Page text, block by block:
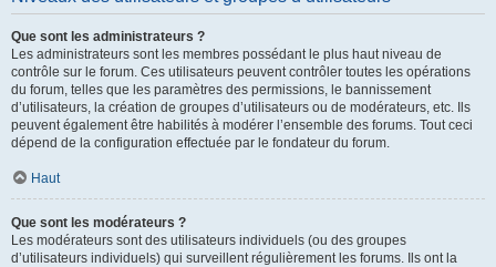
Que sont les administrateurs ?
Les administrateurs sont les membres possédant le plus haut niveau de
contrôle sur le forum. Ces utilisateurs peuvent contrôler toutes les opérations
du forum, telles que les paramètres des permissions, le bannissement
d’utilisateurs, la création de groupes d’utilisateurs ou de modérateurs, etc. Ils
peuvent également être habilités à modérer l’ensemble des forums. Tout ceci
dépend de la configuration effectuée par le fondateur du forum.
Haut
Que sont les modérateurs ?
Les modérateurs sont des utilisateurs individuels (ou des groupes
d’utilisateurs individuels) qui surveillent régulièrement les forums. Ils ont la